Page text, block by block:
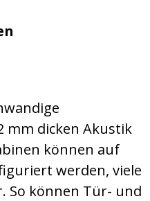
mm dicken Akustik
können auf
werden, viele
So können Tür- und